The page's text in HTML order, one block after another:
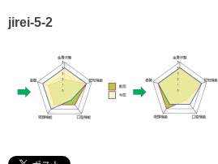
ホーム
最新情報
購 入
操作方法
「い〜とみるワーク」
jirei-5-2